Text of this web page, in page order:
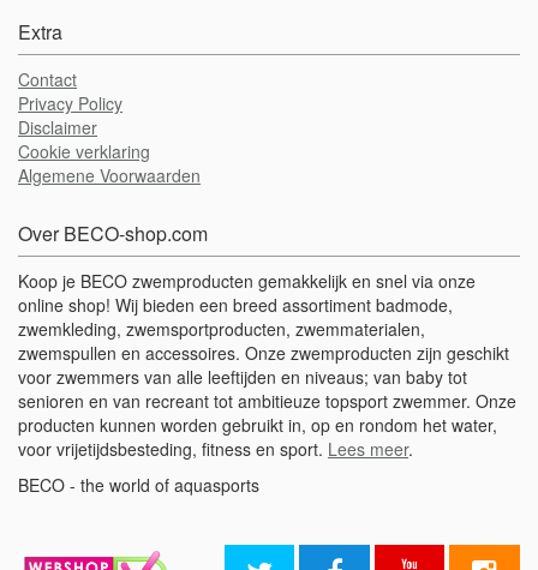
Extra
Contact
Privacy Policy
Disclaimer
Cookie verklaring
Algemene Voorwaarden
Over BECO-shop.com
Koop je BECO zwemproducten gemakkelijk en snel via onze
online shop! Wij bieden een breed assortiment badmode,
zwemkleding, zwemsportproducten, zwemmaterialen,
zwemspullen en accessoires. Onze zwemproducten zijn geschikt
voor zwemmers van alle leeftijden en niveaus; van baby tot
senioren en van recreant tot ambitieuze topsport zwemmer. Onze
producten kunnen worden gebruikt in, op en rondom het water,
voor vrijetijdsbesteding, fitness en sport. Lees meer.
BECO - the world of aquasports